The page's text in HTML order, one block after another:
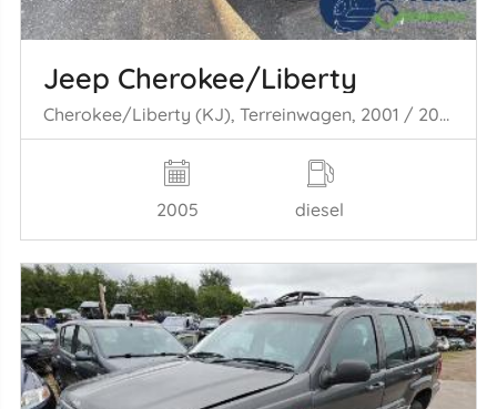
Jeep Cherokee/Liberty
Cherokee/Liberty (KJ), Terreinwagen, 2001 / 2008 2.8 CRD 16V
2005 diesel